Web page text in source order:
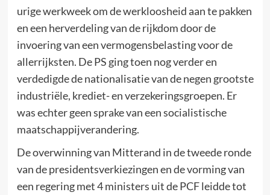
urige werkweek om de werkloosheid aan te pakken
en een herverdeling van de rijkdom door de
invoering van een vermogensbelasting voor de
allerrijksten. De PS ging toen nog verder en
verdedigde de nationalisatie van de negen grootste
industriële, krediet- en verzekeringsgroepen. Er
was echter geen sprake van een socialistische
maatschappijverandering.
De overwinning van Mitterand in de tweede ronde
van de presidentsverkiezingen en de vorming van
een regering met 4 ministers uit de PCF leidde tot